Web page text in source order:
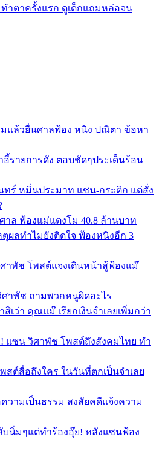
ำตาครั้งแรก ดูเด็กแถมหล่อจน
แล้วยื่นศาลฟ้อง หนิง ปณิตา ข้อหา
อี้รายการดัง ตอบชัดๆประเด็นร้อน
ทร์ หมิ่นประมาท แซน-กระติก แต่สั่ง
ล ฟ้องแม่แตงโม 40.8 ล้านบาท
ผลทำไมยังติดใจ ฟ้องหนิงอีก 3
าพัช โพสต์แจงเดินหน้าสู้ฟ้องแม๊
าพัช ถามพวกหนูผิดอะไร
เว่า คุณแม๊ เรียกเงินจำเลยเพิ่มกว่า
! แซน วิศาพัช โพสต์ถึงสังคมไทย ทำ
สต์สื่อถึงใคร ในวันที่ตกเป็นจำเลย
วามเป็นธรรม สงสัยคดีแจ้งความ
นิ่มๆแต่ทำร้องอุ๊ย! หลังแซนฟ้อง